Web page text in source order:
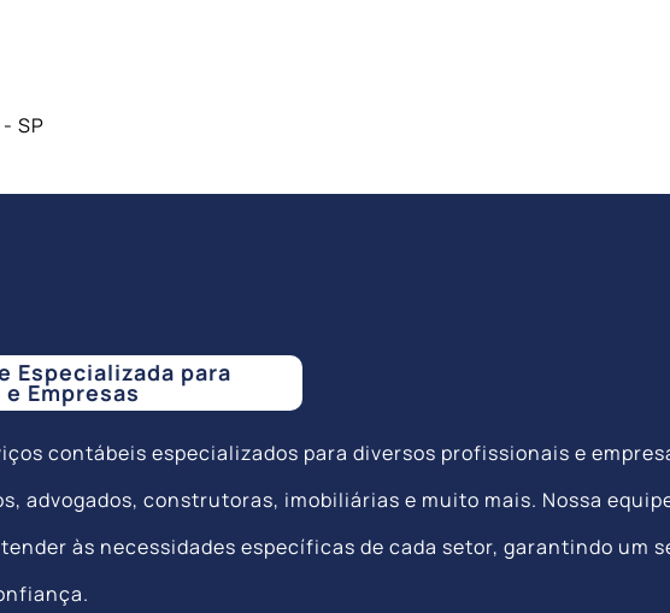
SP
Especializada para
Empresas
contábeis especializados para diversos profissionais e
advogados, construtoras, imobiliárias e muito mais. Nossa
às necessidades específicas de cada setor, garantindo um